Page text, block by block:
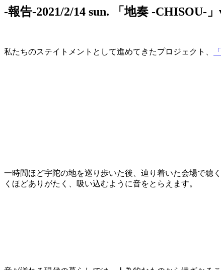
-報告-2021/2/14 sun. 「地奏 -CHISOU-」
私たちのステイトメントとして進めてきたプロジェクト、
一時間ほど宇陀の地を巡り歩いた後、辿り着いた会場で聴
くほどありがたく、吸い込むように音をとらえます。